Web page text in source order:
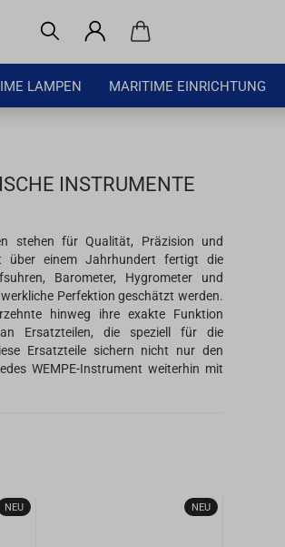
LAMPEN MARITIME EINRICHTUNG
INSTRUMENTE
stehen für Qualität, Präzision und
über einem Jahrhundert fertigt die
Barometer, Hygrometer und
Perfektion geschätzt werden.
hinweg ihre exakte Funktion
Ersatzteilen, die speziell für die
Ersatzteile sichern nicht nur den
WEMPE-Instrument weiterhin mit
NEU NEU